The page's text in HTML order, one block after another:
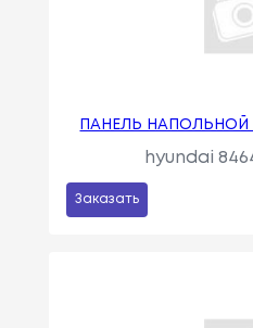
ПАНЕЛЬ
hyundai
Заказать